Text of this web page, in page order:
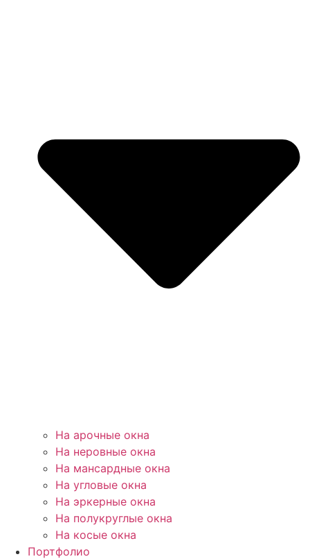
На арочные окна
На неровные окна
На мансардные окна
На угловые окна
На эркерные окна
На полукруглые окна
На косые окна
Портфолио